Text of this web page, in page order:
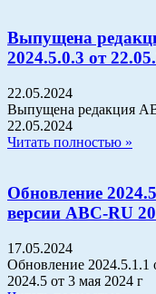
Выпущена
2024.5.0.3 от
22.05.2024
Выпущена редакция
22.05.2024
Читать полностью »
Обновление
версии АВС-RU
17.05.2024
Обновление 2024.5.1.1
2024.5 от 3 мая 2024 г